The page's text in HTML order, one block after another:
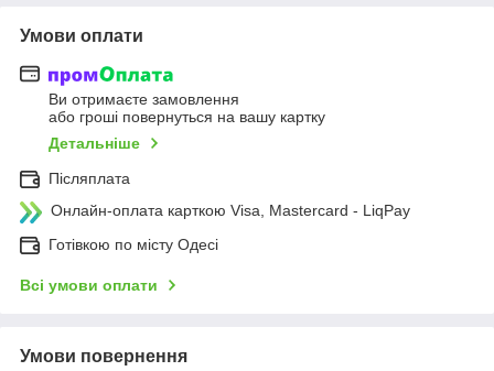
Умови оплати
Ви отримаєте замовлення
або гроші повернуться на вашу картку
Детальніше
Післяплата
Онлайн-оплата карткою Visa, Mastercard - LiqPay
Готівкою по місту Одесі
Всі умови оплати
Умови повернення